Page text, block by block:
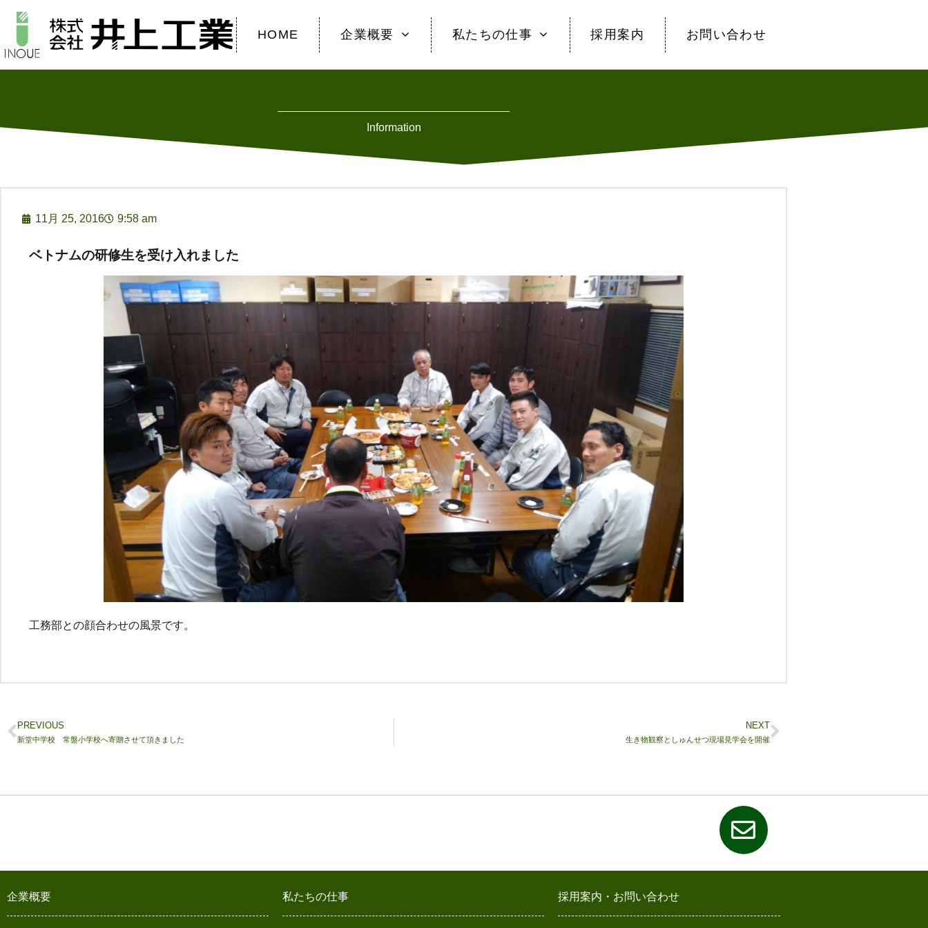
HOME 企業概要 私たちの仕事 採用案内 お問い合わせ
Information
11月 25, 2016 9:58 am
ベトナムの研修生を受け入れました
工務部との顔合わせの風景です。
PREVIOUS
新堂中学校 常盤小学校へ寄贈させて頂きました
NEXT
生き物観察としゅんせつ現場見学会を開催
企業概要 私たちの仕事 採用案内・お問い合わせ